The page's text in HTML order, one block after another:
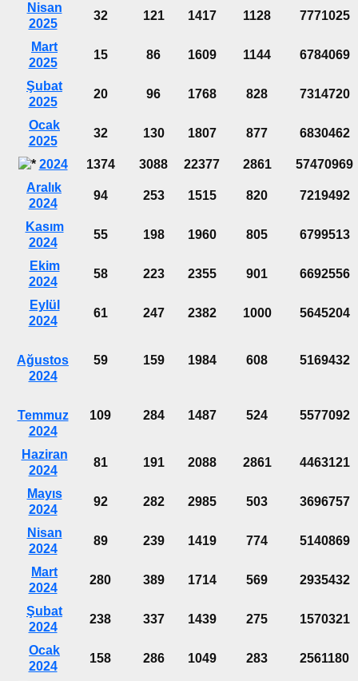
Nisan
2025
32 121 1417 1128 7771025
Mart
2025
15 86 1609 1144 6784069
Şubat
2025
20 96 1768 828 7314720
Ocak
2025
32 130 1807 877 6830462
2024 1374 3088 22377 2861
57470969
Aralık
2024
94 253 1515 820 7219492
Kasım
2024
55 198 1960 805 6799513
Ekim
2024
58 223 2355 901 6692556
Eylül
2024
61 247 2382 1000 5645204
Ağustos
2024
59 159 1984 608 5169432
Temmuz
2024
109 284 1487 524 5577092
Haziran
2024
81 191 2088 2861 4463121
Mayıs
2024
92 282 2985 503 3696757
Nisan
2024
89 239 1419 774 5140869
Mart
2024
280 389 1714 569 2935432
Şubat
2024
238 337 1439 275 1570321
Ocak
2024
158 286 1049 283 2561180